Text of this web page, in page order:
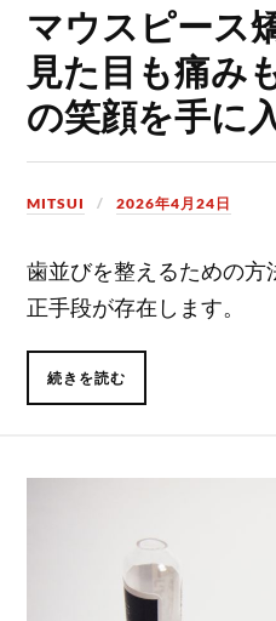
マウスピース
見た目も痛み
の笑顔を手に
MITSUI 2026年4月24日
歯並びを整えるための
正手段が存在します。
続きを読む